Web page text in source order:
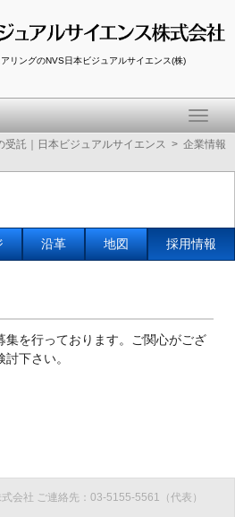
リングのNVS日本ビジュアルサイエンス(株)
Toggle
託｜日本ビジュアルサイエンス
企業情報
沿革 地図 採用情報
集を行っております。ご関心がござ
下さい。
会社 ご連絡先：03-5155-5561（代表）